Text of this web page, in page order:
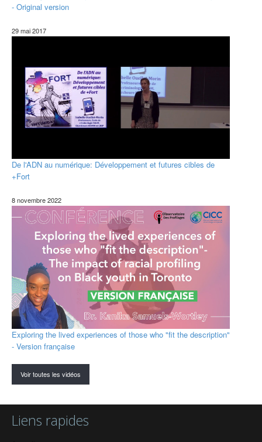
- Original version
29 mai 2017
De l'ADN au numérique: Développement et futures cibles de
+Fort
8 novembre 2022
Exploring the lived experiences of those who "fit the description"
- Version française
Voir toutes les vidéos
Liens rapides